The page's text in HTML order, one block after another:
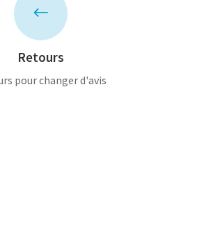
#
Retours
pour changer d'avis